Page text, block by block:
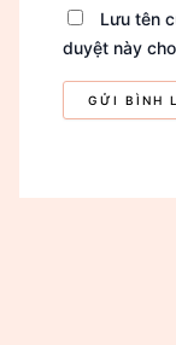
Lưu tên
duyệt này